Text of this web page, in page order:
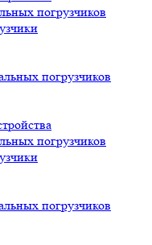
погрузчиков
погрузчиков
погрузчиков
погрузчиков